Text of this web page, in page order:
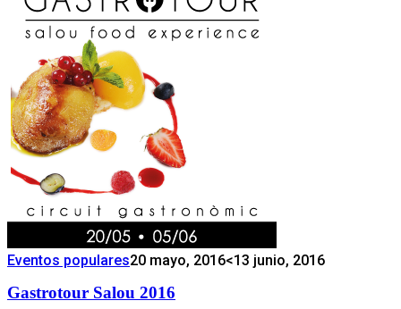
Eventos populares20 mayo, 2016<13 junio, 2016
Gastrotour Salou 2016